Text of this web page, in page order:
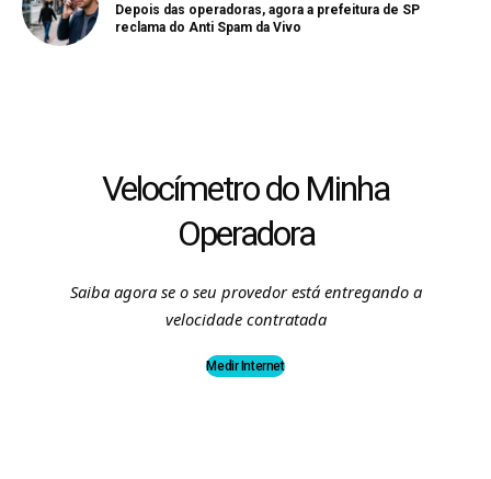
Depois das operadoras, agora a prefeitura de SP
reclama do Anti Spam da Vivo
Velocímetro do Minha
Operadora
Saiba agora se o seu provedor está entregando a
velocidade contratada
Medir Internet